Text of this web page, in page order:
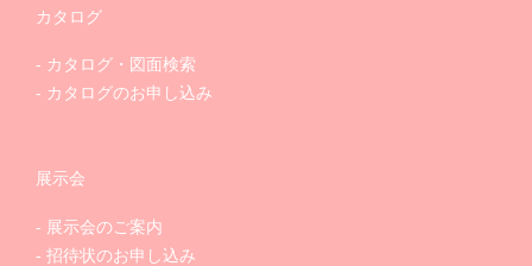
カタログ
カタログ・図面検索
カタログのお申し込み
展示会
展示会のご案内
招待状のお申し込み